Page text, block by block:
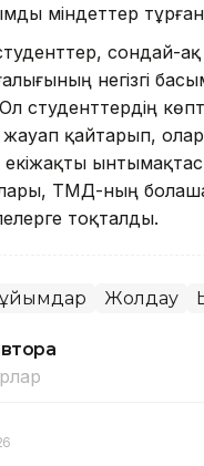
міндеттер
сондай-ақ
негізгі
студенттердің
жауап қайтарып,
ТМД-ның
тоқталды.
ұйымдар Жолдау